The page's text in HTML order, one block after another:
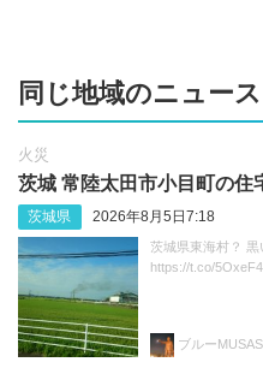
同じ地域のニュース
火災
茨城 常陸太田市小目町の住
茨城県 2026年8月5日7:18
茨城県東海村？
https://t.co/
ブルー